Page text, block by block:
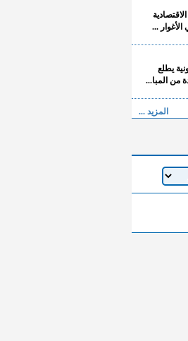
...
يطلع
من المبا...
المزيد ...